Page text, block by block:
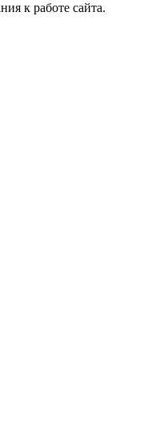
к работе сайта.